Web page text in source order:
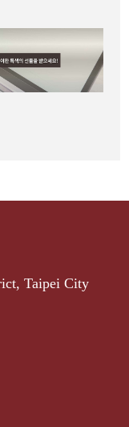
Taipei City